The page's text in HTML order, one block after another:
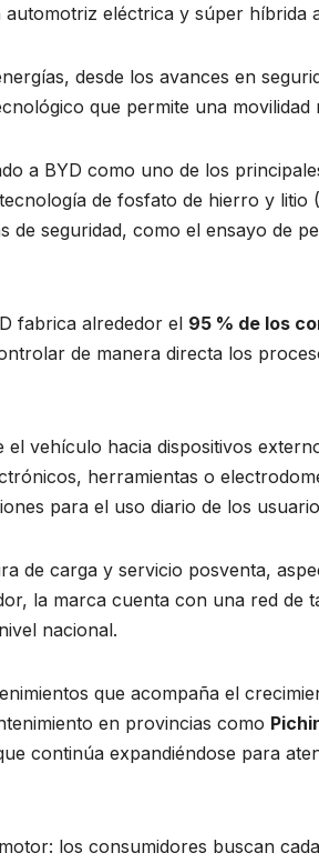
eléctrica y súper híbrida
desde los avances en
que permite una movilidad
a BYD como uno de los
de fosfato de hierro y litio
de seguridad, como el ensayo de
fabrica alrededor el 95 % de los
de manera directa los
vehículo hacia dispositivos
herramientas o
para el uso diario de los
de carga y servicio posventa,
la marca cuenta con una red de
nacional.
que acompaña el
en provincias como
continúa expandiéndose para
los consumidores buscan